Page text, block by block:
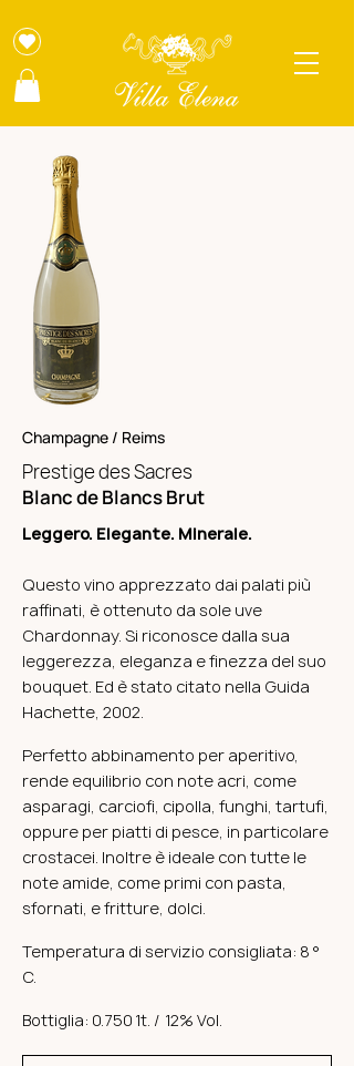
Champagne / Reims
Prestige des Sacres
Blanc de Blancs Brut
Leggero. Elegante. Minerale.
Questo vino apprezzato dai palati più
raffinati, è ottenuto da sole uve
Chardonnay. Si riconosce dalla sua
leggerezza, eleganza e finezza del suo
bouquet. Ed è stato citato nella Guida
Hachette, 2002.
Perfetto abbinamento per aperitivo,
rende equilibrio con note acri, come
asparagi, carciofi, cipolla, funghi, tartufi,
oppure per piatti di pesce, in particolare
crostacei. Inoltre è ideale con tutte le
note amide, come primi con pasta,
sfornati, e fritture, dolci.
Temperatura di servizio consigliata: 8 °
C.
Bottiglia: 0.750 1t. / 12% Vol.